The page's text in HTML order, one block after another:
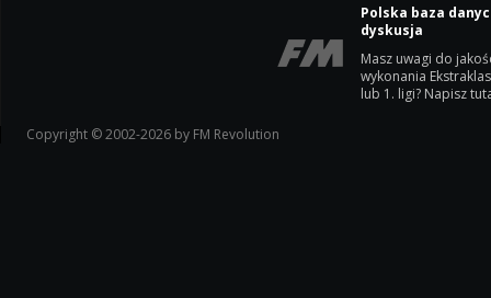
Polska baza
dyskusja
Masz uwagi do
wykonania
lub 1. ligi? Napisz
Copyright © 2002-2026 by FM Revolution